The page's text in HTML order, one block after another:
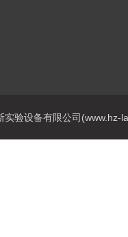
实验设备有限公司